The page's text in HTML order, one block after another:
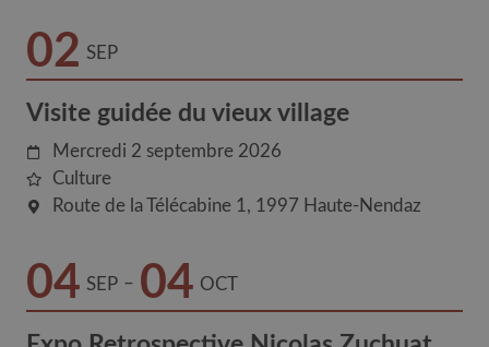
02 SEP
Visite guidée du vieux village
Mercredi 2 septembre 2026
Culture
Route de la Télécabine 1
1997 Haute-Nendaz
04 SEP – 04 OCT